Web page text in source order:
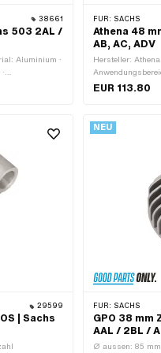
38661
503 2AL /
Aluminium ·
4 Stk. ·
FÜR: SACHS
Athena 48
AB, AC, ADV
Hersteller:
EUR 113.80
29599
| Sachs
NEU
FÜR: SACHS
GPO 38
AAL / 2BL /
Ø aussen: 85 mm